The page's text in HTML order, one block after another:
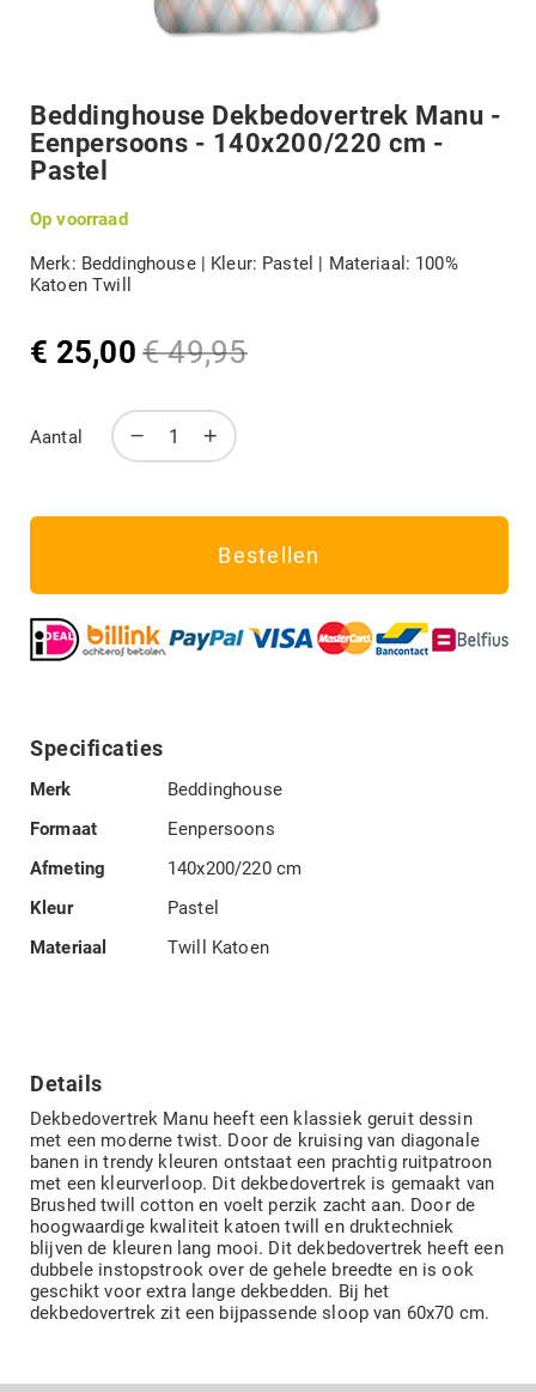
B-KEUZE
Mijn account
begin
van
de
afbeeldingengalerij
Beddinghouse Dekbedovertrek Manu -
Eenpersoons - 140x200/220 cm -
Pastel
Op voorraad
Merk: Beddinghouse | Kleur: Pastel | Materiaal: 100%
Katoen Twill
Speciale
€ 25,00 € 49,95
Aantal
Bestellen
Specificaties
Specificaties
Merk
Beddinghouse
Formaat
Eenpersoons
Afmeting
140x200/220 cm
Kleur
Pastel
Materiaal
Twill Katoen
Details
Dekbedovertrek Manu heeft een klassiek geruit dessin
met een moderne twist. Door de kruising van diagonale
banen in trendy kleuren ontstaat een prachtig ruitpatroon
met een kleurverloop. Dit dekbedovertrek is gemaakt van
Brushed twill cotton en voelt perzik zacht aan. Door de
hoogwaardige kwaliteit katoen twill en druktechniek
blijven de kleuren lang mooi. Dit dekbedovertrek heeft een
dubbele instopstrook over de gehele breedte en is ook
geschikt voor extra lange dekbedden. Bij het
dekbedovertrek zit een bijpassende sloop van 60x70 cm.